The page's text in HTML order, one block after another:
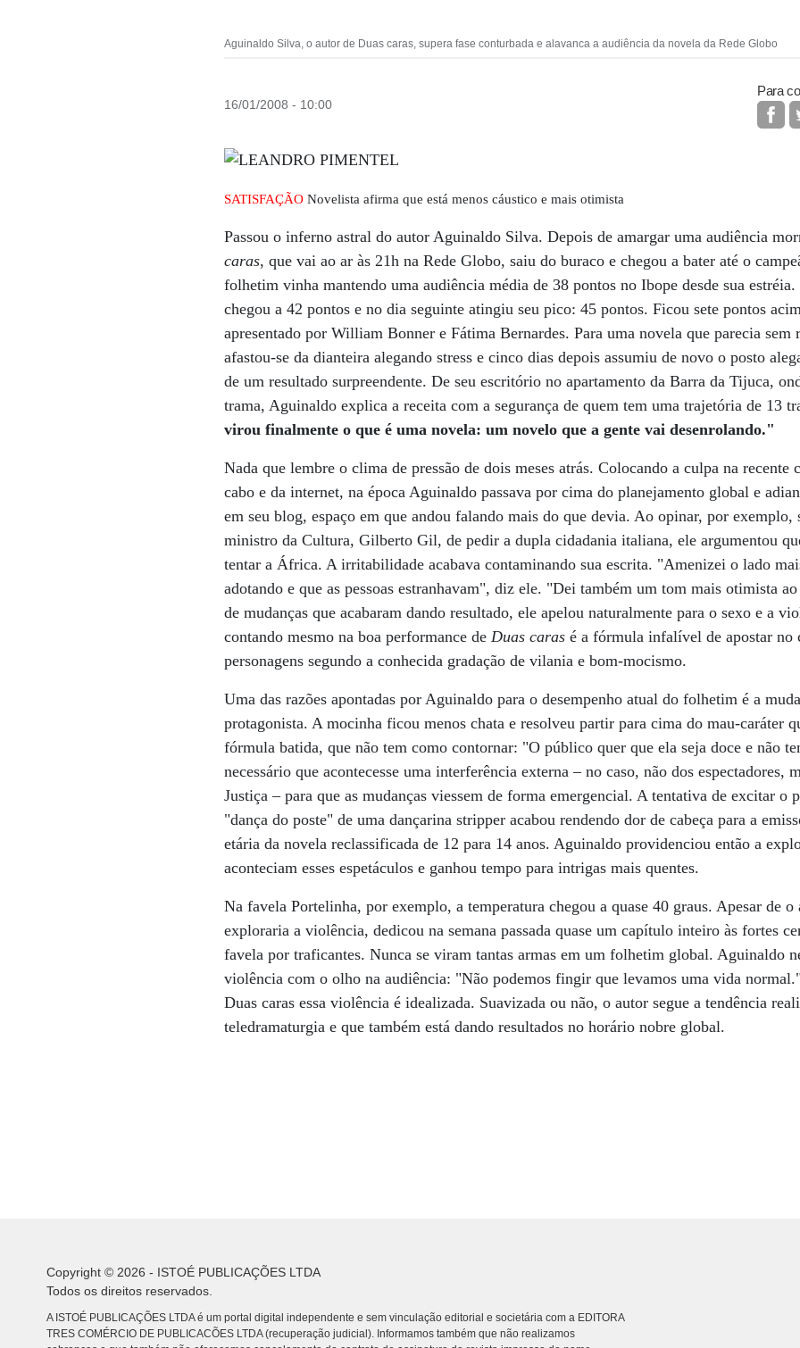
Aguinaldo Silva, o autor de Duas caras, supera fase conturbada e alavanca a audiência da novela da Rede Globo
16/01/2008 - 10:00
Para
SATISFAÇÃO Novelista afirma que está menos cáustico e mais otimista
Passou o inferno astral do autor Aguinaldo Silva. Depois de amargar uma audiência
caras, que vai ao ar às 21h na Rede Globo, saiu do buraco e chegou a bater até o
folhetim vinha mantendo uma audiência média de 38 pontos no Ibope desde sua
chegou a 42 pontos e no dia seguinte atingiu seu pico: 45 pontos. Ficou sete pontos
apresentado por William Bonner e Fátima Bernardes. Para uma novela que parecia sem
afastou-se da dianteira alegando stress e cinco dias depois assumiu de novo o posto
de um resultado surpreendente. De seu escritório no apartamento da Barra da Tijuca,
trama, Aguinaldo explica a receita com a segurança de quem tem uma trajetória de 13
virou finalmente o que é uma novela: um novelo que a gente vai desenrolando."
Nada que lembre o clima de pressão de dois meses atrás. Colocando a culpa na recente
cabo e da internet, na época Aguinaldo passava por cima do planejamento global e
em seu blog, espaço em que andou falando mais do que devia. Ao opinar, por exemplo,
ministro da Cultura, Gilberto Gil, de pedir a dupla cidadania italiana, ele argumentou
tentar a África. A irritabilidade acabava contaminando sua escrita. "Amenizei o lado
adotando e que as pessoas estranhavam", diz ele. "Dei também um tom mais otimista
de mudanças que acabaram dando resultado, ele apelou naturalmente para o sexo e a
contando mesmo na boa performance de Duas caras é a fórmula infalível de apostar no
personagens segundo a conhecida gradação de vilania e bom-mocismo.
Uma das razões apontadas por Aguinaldo para o desempenho atual do folhetim é a
protagonista. A mocinha ficou menos chata e resolveu partir para cima do mau-caráter
fórmula batida, que não tem como contornar: "O público quer que ela seja doce e não
necessário que acontecesse uma interferência externa – no caso, não dos espectadores,
Justiça – para que as mudanças viessem de forma emergencial. A tentativa de excitar o
"dança do poste" de uma dançarina stripper acabou rendendo dor de cabeça para a
etária da novela reclassificada de 12 para 14 anos. Aguinaldo providenciou então a
aconteciam esses espetáculos e ganhou tempo para intrigas mais quentes.
Na favela Portelinha, por exemplo, a temperatura chegou a quase 40 graus. Apesar de
exploraria a violência, dedicou na semana passada quase um capítulo inteiro às fortes
favela por traficantes. Nunca se viram tantas armas em um folhetim global. Aguinaldo
violência com o olho na audiência: "Não podemos fingir que levamos uma vida
Duas caras essa violência é idealizada. Suavizada ou não, o autor segue a tendência
teledramaturgia e que também está dando resultados no horário nobre global.
Copyright © 2026 - ISTOÉ PUBLICAÇÕES LTDA
Todos os direitos reservados.
A ISTOÉ PUBLICAÇÕES LTDA é um portal digital independente e sem vinculação editorial e societária com a EDITORA
TRES COMÉRCIO DE PUBLICACÕES LTDA (recuperação judicial). Informamos também que não realizamos